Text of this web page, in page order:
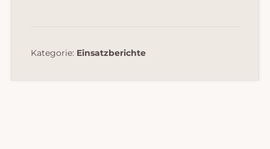
Kategorie: Einsatzberichte